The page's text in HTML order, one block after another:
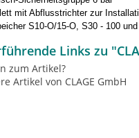
mit Abflusstrichter zur
S10-O/15-O, S30 - 100
Links zu
zum Artikel?
Artikel von CLAGE GmbH